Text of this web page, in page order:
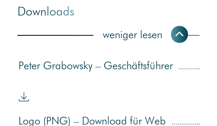
Downloads
Peter Grabowsky – Geschäftsführer
Logo (PNG) – Download für Web